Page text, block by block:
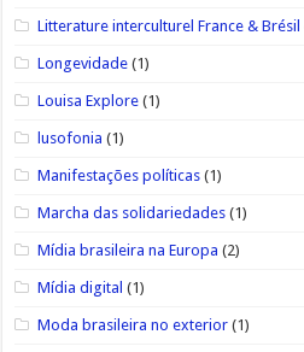
Litterature interculturel France & Brésil
Longevidade (1)
Louisa Explore (1)
lusofonia (1)
Manifestações políticas (1)
Marcha das solidariedades (1)
Mídia brasileira na Europa (2)
Mídia digital (1)
Moda brasileira no exterior (1)